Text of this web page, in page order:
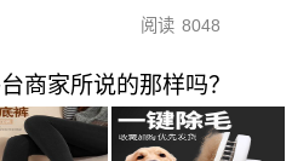
阅读 8048
商家所说的那样吗？